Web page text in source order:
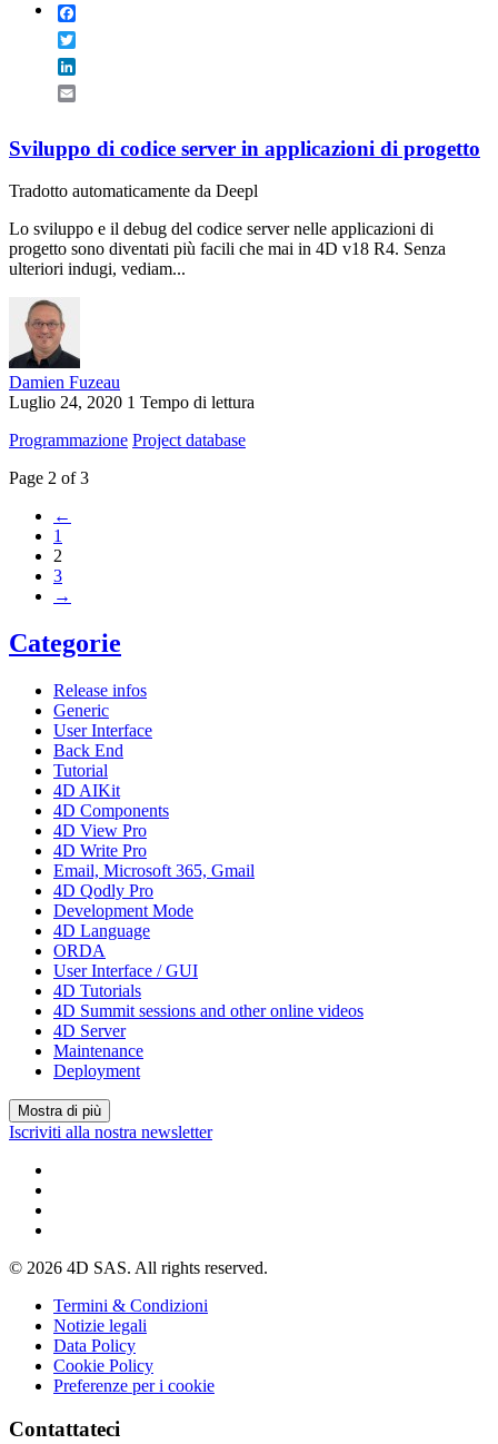
Sviluppo di codice server in applicazioni di progetto
Tradotto automaticamente da Deepl
Lo sviluppo e il debug del codice server nelle applicazioni di
progetto sono diventati più facili che mai in 4D v18 R4. Senza
ulteriori indugi, vediam...
Damien Fuzeau
Luglio 24, 2020 1 Tempo di lettura
Programmazione Project database
Page 2 of 3
←
1
2
3
→
Categorie
Release infos
Generic
User Interface
Back End
Tutorial
4D AIKit
4D Components
4D View Pro
4D Write Pro
Email, Microsoft 365, Gmail
4D Qodly Pro
Development Mode
4D Language
ORDA
User Interface / GUI
4D Tutorials
4D Summit sessions and other online videos
4D Server
Maintenance
Deployment
Mostra di più
Iscriviti alla nostra newsletter
© 2026 4D SAS. All rights reserved.
Termini & Condizioni
Notizie legali
Data Policy
Cookie Policy
Preferenze per i cookie
Contattateci